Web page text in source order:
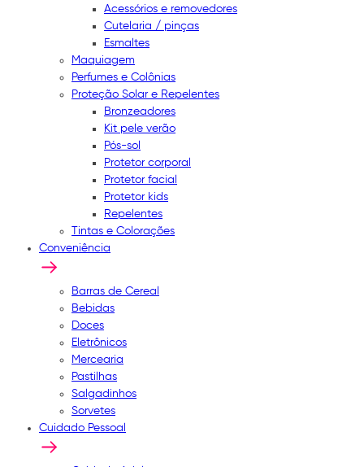
Acessórios e removedores
Cutelaria / pinças
Esmaltes
Maquiagem
Perfumes e Colônias
Proteção Solar e Repelentes
Bronzeadores
Kit pele verão
Pós-sol
Protetor corporal
Protetor facial
Protetor kids
Repelentes
Tintas e Colorações
Conveniência
Barras de Cereal
Bebidas
Doces
Eletrônicos
Mercearia
Pastilhas
Salgadinhos
Sorvetes
Cuidado Pessoal